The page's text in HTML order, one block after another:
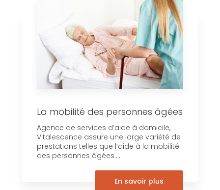
La mobilité des personnes âgées
Agence de services d’aide à domicile,
Vitalescence assure une large variété de
prestations telles que l’aide à la mobilité
des personnes âgées....
En savoir plus